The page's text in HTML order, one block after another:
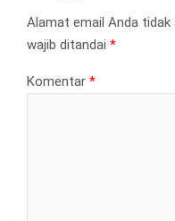
Alamat email Anda tidak
wajib ditandai *
Komentar *